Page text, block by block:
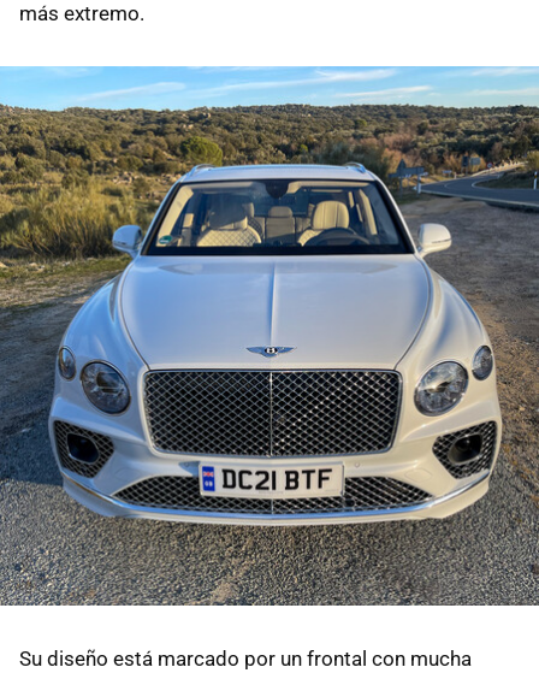
más extremo.
Su diseño está marcado por un frontal con mucha